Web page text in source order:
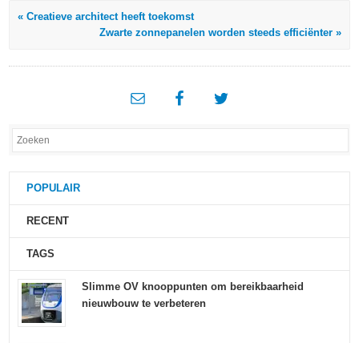
« Creatieve architect heeft toekomst
Zwarte zonnepanelen worden steeds efficiënter »
POPULAIR
RECENT
TAGS
Slimme OV knooppunten om bereikbaarheid
nieuwbouw te verbeteren